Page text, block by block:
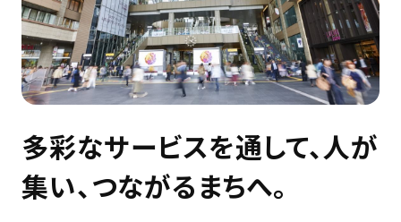
多彩なサービスを通して、人が
集い、つながるまちへ。